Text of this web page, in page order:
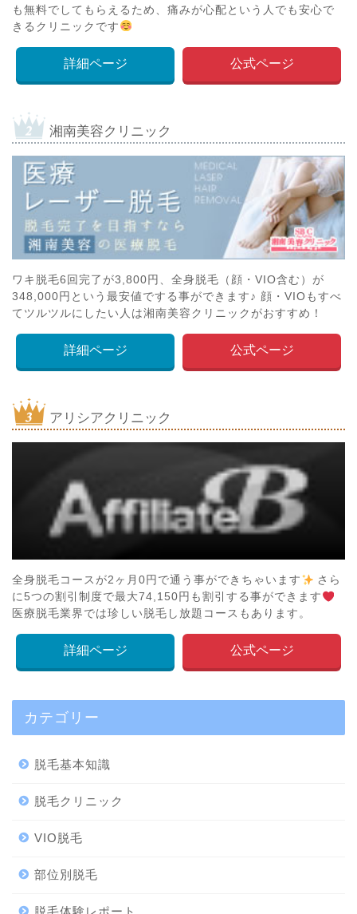
も無料でしてもらえるため、痛みが心配という人でも安心で
きるクリニックです
詳細ページ 公式ページ
湘南美容クリニック
ワキ脱毛6回完了が3,800円、全身脱毛（顔・VIO含む）が
348,000円という最安値でする事ができます♪ 顔・VIOもすべ
てツルツルにしたい人は湘南美容クリニックがおすすめ！
詳細ページ 公式ページ
アリシアクリニック
全身脱毛コースが2ヶ月0円で通う事ができちゃいます
さら
に5つの割引制度で最大74,150円も割引する事ができます
医療脱毛業界では珍しい脱毛し放題コースもあります。
詳細ページ 公式ページ
カテゴリー
脱毛基本知識
脱毛クリニック
VIO脱毛
部位別脱毛